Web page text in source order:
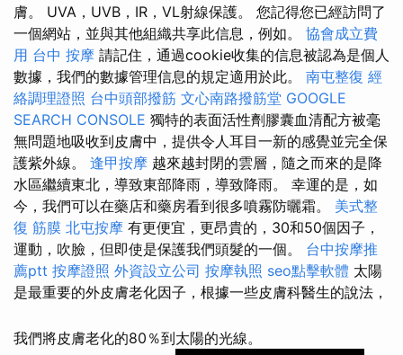
膚。 UVA，UVB，IR，VL射線保護。 您記得您已經訪問了
一個網站，並與其他組織共享此信息，例如。 協會成立費
用 台中 按摩 請記住，通過cookie收集的信息被認為是個人
數據，我們的數據管理信息的規定適用於此。 南屯整復 經
絡調理證照 台中頭部撥筋 文心南路撥筋堂 GOOGLE
SEARCH CONSOLE 獨特的表面活性劑膠囊血清配方被毫
無問題地吸收到皮膚中，提供令人耳目一新的感覺並完全保
護紫外線。 逢甲按摩 越來越封閉的雲層，隨之而來的是降
水區繼續東北，導致東部降雨，導致降雨。 幸運的是，如
今，我們可以在藥店和藥房看到很多噴霧防曬霜。 美式整
復 筋膜 北屯按摩 有更便宜，更昂貴的，30和50個因子，
運動，吹臉，但即使是保護我們頭髮的一個。 台中按摩推
薦ptt 按摩證照 外資設立公司 按摩執照 seo點擊軟體 太陽
是最重要的外皮膚老化因子，根據一些皮膚科醫生的說法，
我們將皮膚老化的80％到太陽的光線。